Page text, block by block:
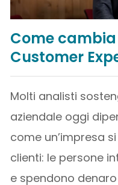
Come
Customer
Molti analisti
aziendale oggi
come un’impresa
clienti: le persone
e spendono